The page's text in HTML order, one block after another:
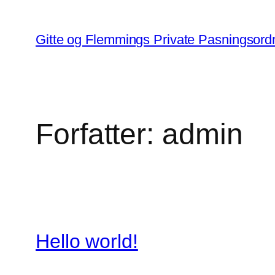
indhold
Gitte og Flemmings Private
Forfatter: admin
Hello world!